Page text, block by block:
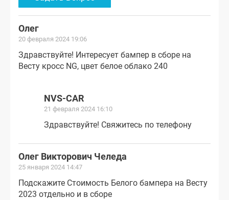
Олег
20 февраля 2024 19:06
Здравствуйте! Интересует бампер в сборе на
Весту кросс NG, цвет белое облако 240
NVS-CAR
21 февраля 2024 16:10
Здравствуйте! Свяжитесь по телефону
Олег Викторович Челеда
25 января 2024 14:47
Подскажите Стоимость Белого бампера на Весту
2023 отдельно и в сборе